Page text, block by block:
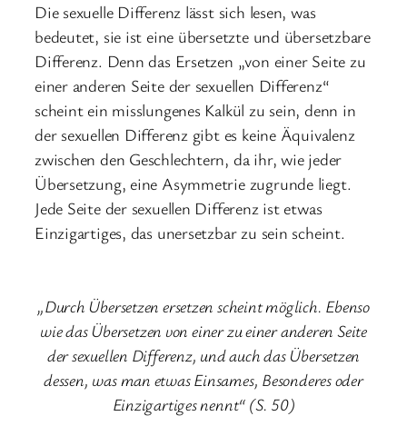
Die sexuelle Differenz lässt sich lesen, was
bedeutet, sie ist eine übersetzte und übersetzbare
Differenz. Denn das Ersetzen „von einer Seite zu
einer anderen Seite der sexuellen Differenz“
scheint ein misslungenes Kalkül zu sein, denn in
der sexuellen Differenz gibt es keine Äquivalenz
zwischen den Geschlechtern, da ihr, wie jeder
Übersetzung, eine Asymmetrie zugrunde liegt.
Jede Seite der sexuellen Differenz ist etwas
Einzigartiges, das unersetzbar zu sein scheint.
„Durch Übersetzen ersetzen scheint möglich. Ebenso
wie das Übersetzen von einer zu einer anderen Seite
der sexuellen Differenz, und auch das Übersetzen
dessen, was man etwas Einsames, Besonderes oder
Einzigartiges nennt“ (S. 50)